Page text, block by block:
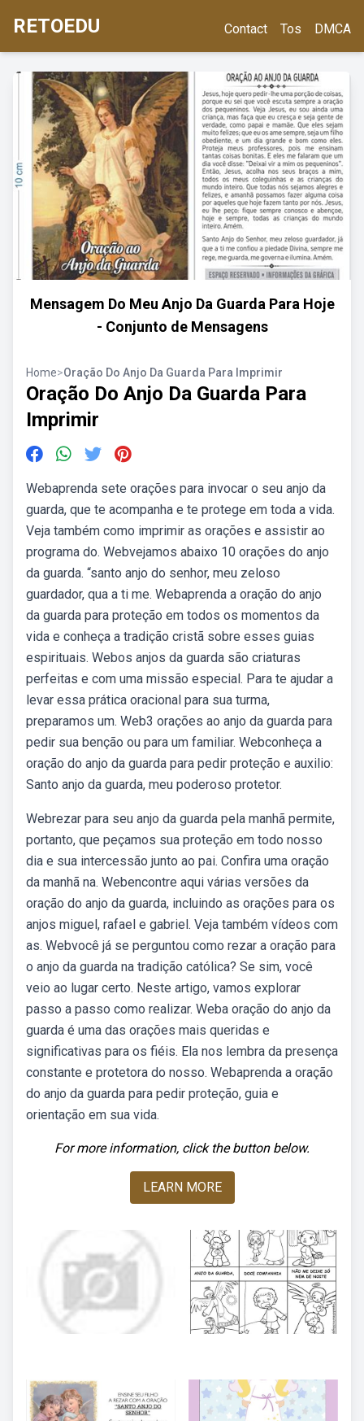
RETOEDU Contact Tos DMCA
Mensagem Do Meu Anjo Da Guarda Para Hoje
- Conjunto de Mensagens
Home>Oração Do Anjo Da Guarda Para Imprimir
Oração Do Anjo Da Guarda Para
Imprimir
Webaprenda sete orações para invocar o seu anjo da
guarda, que te acompanha e te protege em toda a vida.
Veja também como imprimir as orações e assistir ao
programa do. Webvejamos abaixo 10 orações do anjo
da guarda. “santo anjo do senhor, meu zeloso
guardador, qua a ti me. Webaprenda a oração do anjo
da guarda para proteção em todos os momentos da
vida e conheça a tradição cristã sobre esses guias
espirituais. Webos anjos da guarda são criaturas
perfeitas e com uma missão especial. Para te ajudar a
levar essa prática oracional para sua turma,
preparamos um. Web3 orações ao anjo da guarda para
pedir sua benção ou para um familiar. Webconheça a
oração do anjo da guarda para pedir proteção e auxilio:
Santo anjo da guarda, meu poderoso protetor.
Webrezar para seu anjo da guarda pela manhã permite,
portanto, que peçamos sua proteção em todo nosso
dia e sua intercessão junto ao pai. Confira uma oração
da manhã na. Webencontre aqui várias versões da
oração do anjo da guarda, incluindo as orações para os
anjos miguel, rafael e gabriel. Veja também vídeos com
as. Webvocê já se perguntou como rezar a oração para
o anjo da guarda na tradição católica? Se sim, você
veio ao lugar certo. Neste artigo, vamos explorar
passo a passo como realizar. Weba oração do anjo da
guarda é uma das orações mais queridas e
significativas para os fiéis. Ela nos lembra da presença
constante e protetora do nosso. Webaprenda a oração
do anjo da guarda para pedir proteção, guia e
orientação em sua vida.
For more information, click the button below.
LEARN MORE